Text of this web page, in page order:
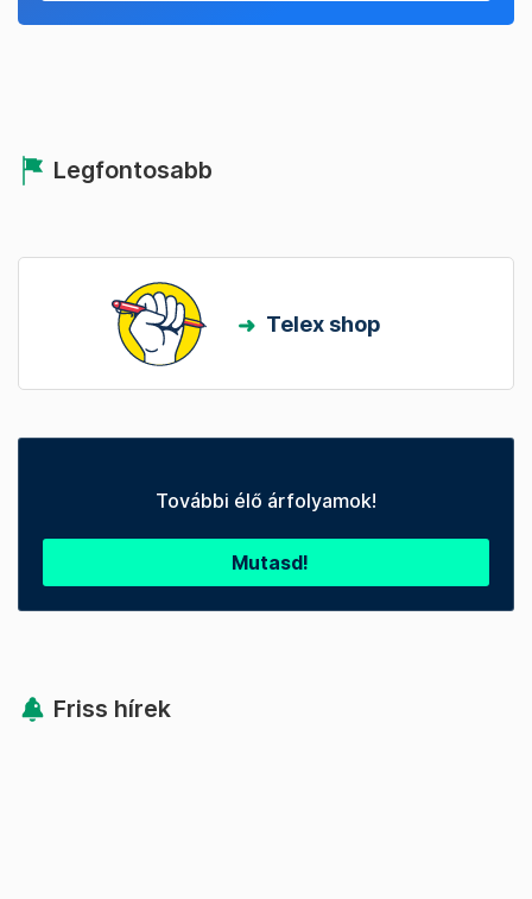
Legfontosabb
Telex shop
További élő árfolyamok!
Mutasd!
Friss hírek